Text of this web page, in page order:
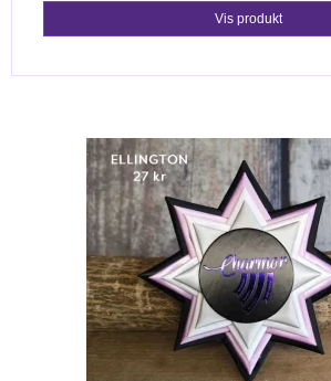
Vis produkt